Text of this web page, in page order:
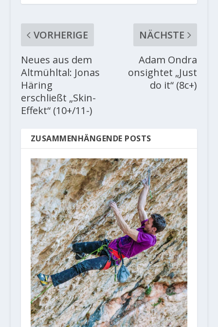
VORHERIGE
Neues aus dem
Altmühltal: Jonas
Häring
erschließt „Skin-
Effekt“ (10+/11-)
NÄCHSTE
Adam Ondra
onsightet „Just
do it“ (8c+)
ZUSAMMENHÄNGENDE POSTS